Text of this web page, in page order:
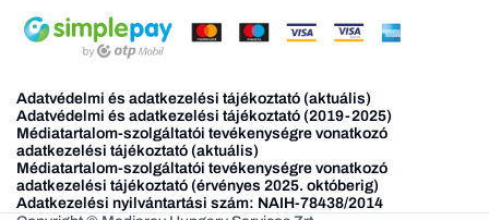
Adatvédelmi és adatkezelési tájékoztató (aktuális)
Adatvédelmi és adatkezelési tájékoztató (2019-2025)
Médiatartalom-szolgáltatói tevékenységre vonatkozó
adatkezelési tájékoztató (aktuális)
Médiatartalom-szolgáltatói tevékenységre vonatkozó
adatkezelési tájékoztató (érvényes 2025. októberig)
Adatkezelési nyilvántartási szám: NAIH-78438/2014